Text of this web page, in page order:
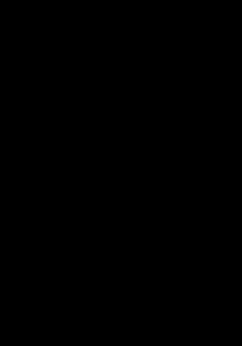
ist der vollständige Bericht
und vollständigen
der Forschungsdatenbank des
Kulturgutverluste einsehbar:
de/link/pro00000023